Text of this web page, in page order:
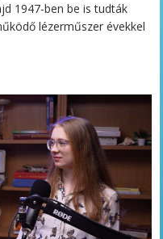
1947-ben be is tudták
lézerműszer évekkel